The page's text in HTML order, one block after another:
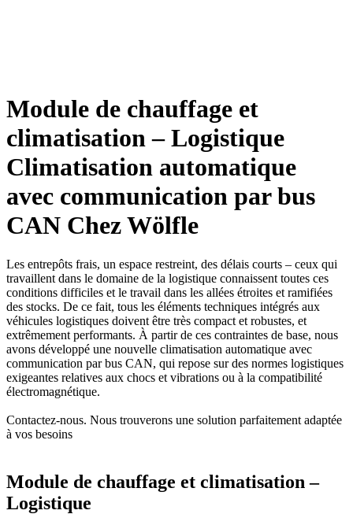
Module de chauffage et
climatisation – Logistique
Climatisation automatique
avec communication par bus
CAN Chez Wölfle
Les entrepôts frais, un espace restreint, des délais courts – ceux qui
travaillent dans le domaine de la logistique connaissent toutes ces
conditions difficiles et le travail dans les allées étroites et ramifiées
des stocks. De ce fait, tous les éléments techniques intégrés aux
véhicules logistiques doivent être très compact et robustes, et
extrêmement performants. À partir de ces contraintes de base, nous
avons développé une nouvelle climatisation automatique avec
communication par bus CAN, qui repose sur des normes logistiques
exigeantes relatives aux chocs et vibrations ou à la compatibilité
électromagnétique.
Contactez-nous. Nous trouverons une solution parfaitement adaptée
à vos besoins
Module de chauffage et climatisation –
Logistique